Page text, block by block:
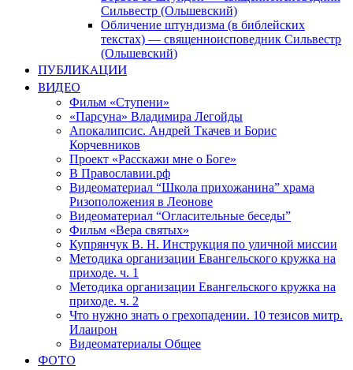
Сильвестр (Ольшевский)
Обличение штундизма (в библейских
текстах) — священноисповедник Сильвестр
(Ольшевский)
ПУБЛИКАЦИИ
ВИДЕО
Фильм «Ступени»
«Парсуна» Владимира Легойды
Апокалипсис. Андрей Ткачев и Борис
Корчевников
Проект «Расскажи мне о Боге»
В Православии.рф
Видеоматериал “Школа прихожанина” храма
Ризоположения в Леонове
Видеоматериал “Огласительные беседы”
Фильм «Вера святых»
Купрянчук В. Н. Инструкция по уличной миссии
Методика организации Евангельского кружка на
приходе. ч. 1
Методика организации Евангельского кружка на
приходе. ч. 2
Что нужно знать о грехопадении. 10 тезисов митр.
Илаирон
Видеоматериалы Общее
ФОТО